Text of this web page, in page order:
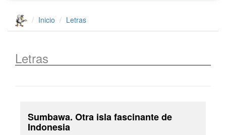
Inicio Letras
Letras
Sumbawa. Otra isla fascinante de
Indonesia